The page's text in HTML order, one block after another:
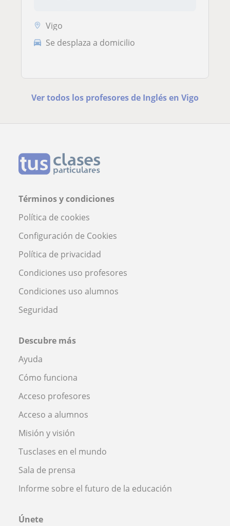
Vigo
Se desplaza a domicilio
Ver todos los profesores de Inglés en Vigo
Términos y condiciones
Política de cookies
Configuración de Cookies
Política de privacidad
Condiciones uso profesores
Condiciones uso alumnos
Seguridad
Descubre más
Ayuda
Cómo funciona
Acceso profesores
Acceso a alumnos
Misión y visión
Tusclases en el mundo
Sala de prensa
Informe sobre el futuro de la educación
Únete